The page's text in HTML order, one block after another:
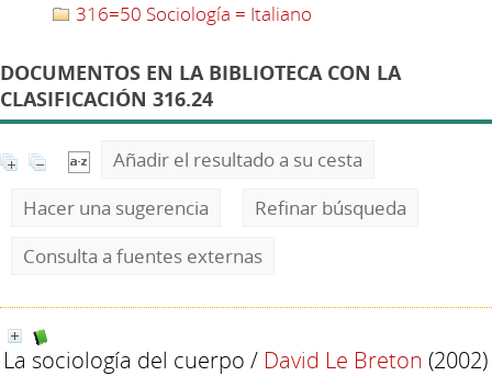
316=50 Sociología = Italiano
DOCUMENTOS EN LA BIBLIOTECA CON LA
CLASIFICACIÓN 316.24
Añadir el resultado a su cesta
Hacer una sugerencia
Refinar búsqueda
Consulta a fuentes externas
La sociología del cuerpo / David Le Breton (2002)